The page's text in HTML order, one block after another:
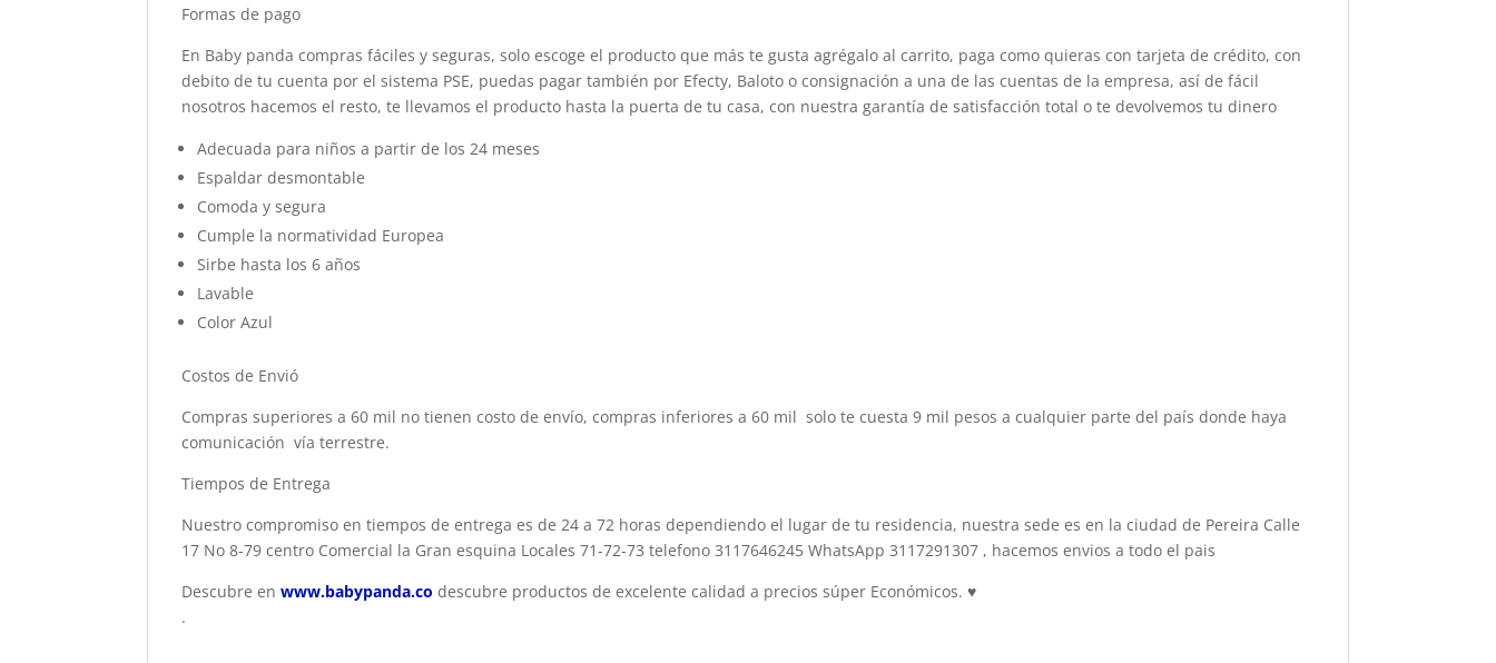
Formas de pago
En Baby panda compras fáciles y seguras, solo escoge el producto que más te gusta agrégalo al carrito, paga como quieras con tarjeta de crédito, con
debito de tu cuenta por el sistema PSE, puedas pagar también por Efecty, Baloto o consignación a una de las cuentas de la empresa, así de fácil
nosotros hacemos el resto, te llevamos el producto hasta la puerta de tu casa, con nuestra garantía de satisfacción total o te devolvemos tu dinero
Adecuada para niños a partir de los 24 meses
Espaldar desmontable
Comoda y segura
Cumple la normatividad Europea
Sirbe hasta los 6 años
Lavable
Color Azul
Costos de Envió
Compras superiores a 60 mil no tienen costo de envío, compras inferiores a 60 mil solo te cuesta 9 mil pesos a cualquier parte del país donde haya
comunicación vía terrestre.
Tiempos de Entrega
Nuestro compromiso en tiempos de entrega es de 24 a 72 horas dependiendo el lugar de tu residencia, nuestra sede es en la ciudad de Pereira Calle
17 No 8-79 centro Comercial la Gran esquina Locales 71-72-73 telefono 3117646245 WhatsApp 3117291307 , hacemos envios a todo el pais
Descubre en www.babypanda.co descubre productos de excelente calidad a precios súper Económicos. ♥
.